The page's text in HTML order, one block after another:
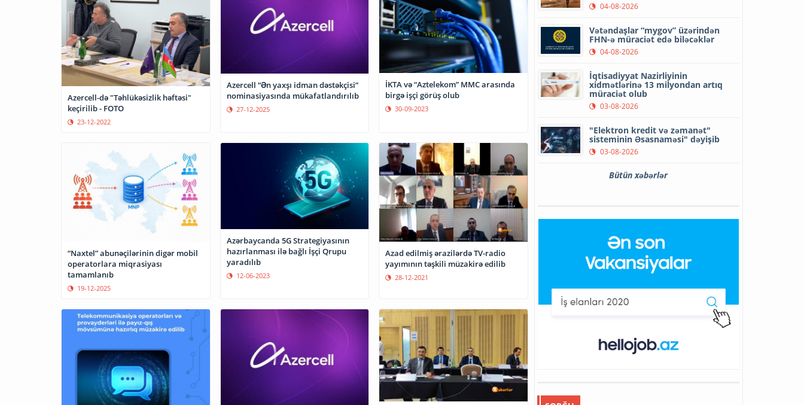
Azercell-də "Təhlükəsizlik həftəsi"
keçirilib - FOTO
23-12-2022
Azercell “Ən yaxşı idman dəstəkçisi”
nominasiyasında mükafatlandırılıb
27-12-2025
İKTA və “Aztelekom” MMC arasında
birgə işçi görüş olub
30-09-2023
“Naxtel” abunəçilərinin digər mobil
operatorlara miqrasiyası
tamamlanıb
19-12-2025
Azərbaycanda 5G Strategiyasının
hazırlanması ilə bağlı İşçi Qrupu
yaradılıb
12-06-2023
Azad edilmiş ərazilərdə TV-radio
yayımının təşkili müzakirə edilib
28-12-2021
04-08-2026
Vətəndaşlar “mygov” üzərindən
FHN-ə müraciət edə biləcəklər
04-08-2026
İqtisadiyyat Nazirliyinin
xidmətlərinə 13 milyondan artıq
müraciət olub
03-08-2026
"Elektron kredit və zəmanət"
sisteminin Əsasnaməsi" dəyişib
03-08-2026
Bütün xəbərlər